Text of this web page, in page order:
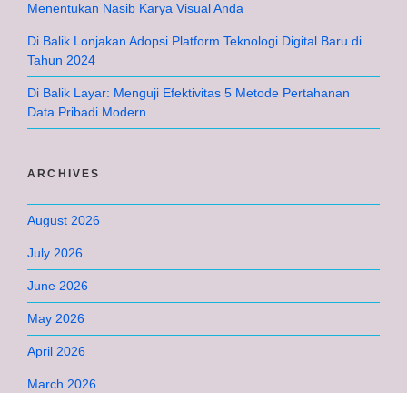
Menentukan Nasib Karya Visual Anda
Di Balik Lonjakan Adopsi Platform Teknologi Digital Baru di
Tahun 2024
Di Balik Layar: Menguji Efektivitas 5 Metode Pertahanan
Data Pribadi Modern
ARCHIVES
August 2026
July 2026
June 2026
May 2026
April 2026
March 2026